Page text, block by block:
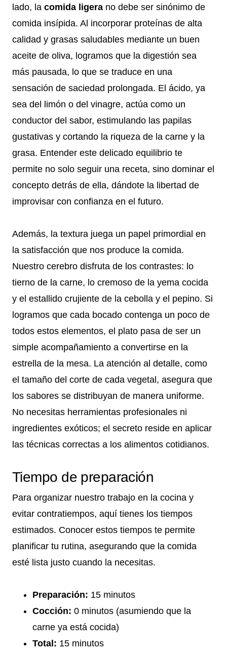
lado, la comida ligera no debe ser sinónimo de
comida insípida. Al incorporar proteínas de alta
calidad y grasas saludables mediante un buen
aceite de oliva, logramos que la digestión sea
más pausada, lo que se traduce en una
sensación de saciedad prolongada. El ácido, ya
sea del limón o del vinagre, actúa como un
conductor del sabor, estimulando las papilas
gustativas y cortando la riqueza de la carne y la
grasa. Entender este delicado equilibrio te
permite no solo seguir una receta, sino dominar el
concepto detrás de ella, dándote la libertad de
improvisar con confianza en el futuro.
Además, la textura juega un papel primordial en
la satisfacción que nos produce la comida.
Nuestro cerebro disfruta de los contrastes: lo
tierno de la carne, lo cremoso de la yema cocida
y el estallido crujiente de la cebolla y el pepino. Si
logramos que cada bocado contenga un poco de
todos estos elementos, el plato pasa de ser un
simple acompañamiento a convertirse en la
estrella de la mesa. La atención al detalle, como
el tamaño del corte de cada vegetal, asegura que
los sabores se distribuyan de manera uniforme.
No necesitas herramientas profesionales ni
ingredientes exóticos; el secreto reside en aplicar
las técnicas correctas a los alimentos cotidianos.
Tiempo de preparación
Para organizar nuestro trabajo en la cocina y
evitar contratiempos, aquí tienes los tiempos
estimados. Conocer estos tiempos te permite
planificar tu rutina, asegurando que la comida
esté lista justo cuando la necesitas.
Preparación: 15 minutos
Cocción: 0 minutos (asumiendo que la
carne ya está cocida)
Total: 15 minutos